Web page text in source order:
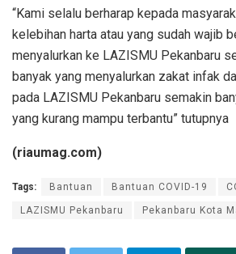
“Kami selalu berharap kepada
kelebihan harta atau yang sudah wajib
menyalurkan ke LAZISMU Pekanbaru
banyak yang menyalurkan zakat infak
pada LAZISMU Pekanbaru semakin
yang kurang mampu terbantu” tutupnya
(riaumag.com)
Tags: Bantuan Bantuan COVID-19
LAZISMU Pekanbaru Pekanbaru Kota